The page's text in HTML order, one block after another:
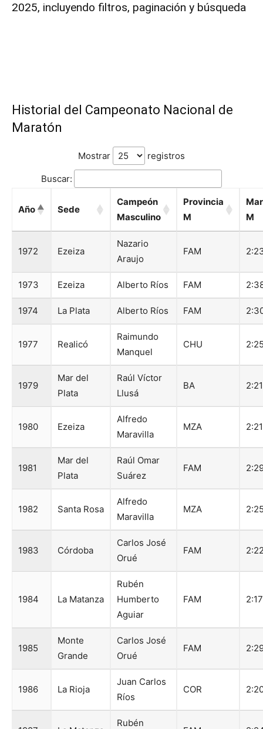
2025, incluyendo filtros, paginación y búsqueda
Historial del Campeonato Nacional de
Maratón
Mostrar registros
Buscar:
Año Sede
Campeón
Masculino
Provincia
M
M
1972 Ezeiza
Nazario
Araujo
FAM
1973 Ezeiza Alberto Ríos FAM
1974 La Plata Alberto Ríos FAM
1977 Realicó
Raimundo
Manquel
CHU
1979
Mar del
Plata
Raúl Víctor
Llusá
BA
1980 Ezeiza
Alfredo
Maravilla
MZA
1981
Mar del
Plata
Raúl Omar
Suárez
FAM
1982 Santa Rosa
Alfredo
Maravilla
MZA
1983 Córdoba
Carlos José
Orué
FAM
1984 La Matanza
Rubén
Humberto
Aguiar
FAM
1985
Monte
Grande
Carlos José
Orué
FAM
1986 La Rioja
Juan Carlos
Ríos
COR
Rubén